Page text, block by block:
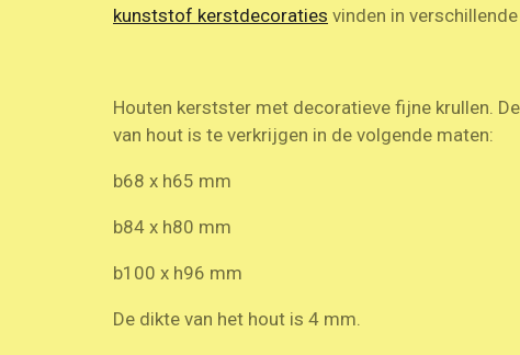
kunststof kerstdecoraties vinden in
Houten kerstster met decoratieve fijne krullen.
van hout is te verkrijgen in de volgende maten:
b68 x h65 mm
b84 x h80 mm
b100 x h96 mm
De dikte van het hout is 4 mm.